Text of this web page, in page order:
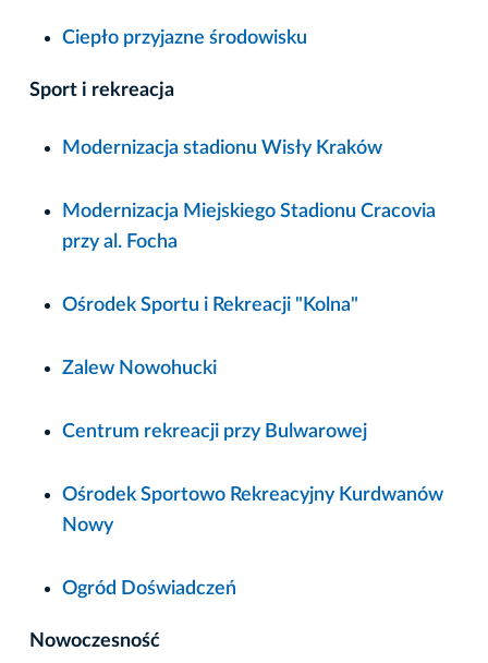
Ciepło przyjazne środowisku
Sport i rekreacja
Modernizacja stadionu Wisły Kraków
Modernizacja Miejskiego Stadionu Cracovia
przy al. Focha
Ośrodek Sportu i Rekreacji "Kolna"
Zalew Nowohucki
Centrum rekreacji przy Bulwarowej
Ośrodek Sportowo Rekreacyjny Kurdwanów
Nowy
Ogród Doświadczeń
Nowoczesność